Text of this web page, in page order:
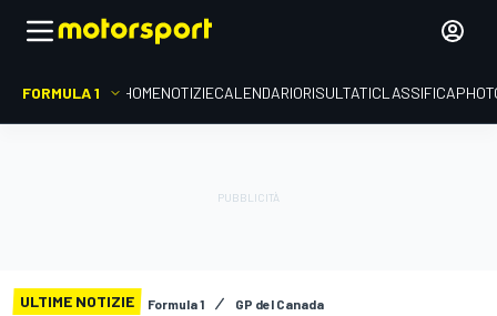
FORMULA 1 HOMENOTIZIECALENDARIORISULTATICLASSIFICA
ULTIME NOTIZIE Formula 1 GP del Canada